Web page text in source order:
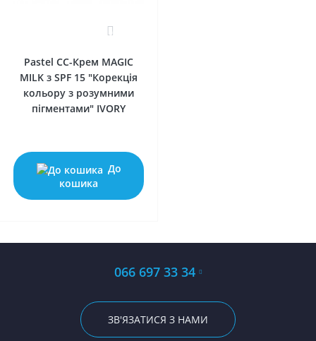
0
Pastel СС-Крем MAGIC
MILK з SPF 15 "Корекція
кольору з розумними
пігментами" IVORY
До
кошика
066 697 33 34
ЗВ'ЯЗАТИСЯ З НАМИ